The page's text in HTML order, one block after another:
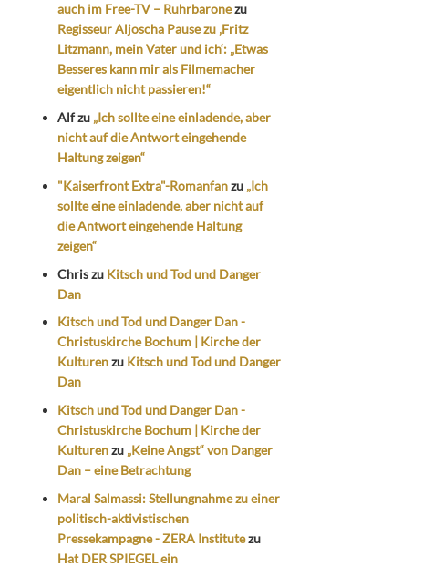
auch im Free-TV – Ruhrbaronezu
Regisseur Aljoscha Pause zu ‚Fritz
Litzmann, mein Vater und ich‘: „Etwas
Besseres kann mir als Filmemacher
eigentlich nicht passieren!“
Alfzu „Ich sollte eine einladende, aber
nicht auf die Antwort eingehende
Haltung zeigen“
"Kaiserfront Extra"-Romanfanzu „Ich
sollte eine einladende, aber nicht auf
die Antwort eingehende Haltung
zeigen“
Chriszu Kitsch und Tod und Danger
Dan
Kitsch und Tod und Danger Dan -
Christuskirche Bochum | Kirche der
Kulturenzu Kitsch und Tod und Danger
Dan
Kitsch und Tod und Danger Dan -
Christuskirche Bochum | Kirche der
Kulturenzu „Keine Angst“ von Danger
Dan – eine Betrachtung
Maral Salmassi: Stellungnahme zu einer
politisch-aktivistischen
Pressekampagne - ZERA Institutezu
Hat DER SPIEGEL ein